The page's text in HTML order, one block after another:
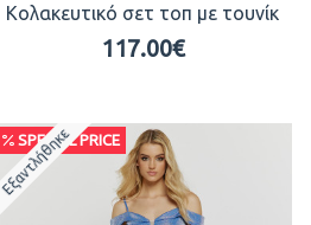
Κολακευτικό σετ τοπ με τουνίκ
117.00€
SPECIAL PRICE
Εξαντλήθηκε